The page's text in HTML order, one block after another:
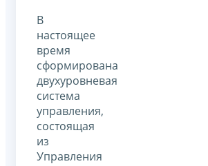
В
настоящее
время
сформирована
двухуровневая
система
управления,
состоящая
из
Управления